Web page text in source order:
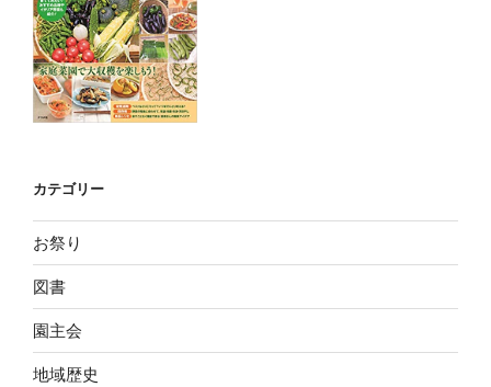
カテゴリー
お祭り
図書
園主会
地域歴史